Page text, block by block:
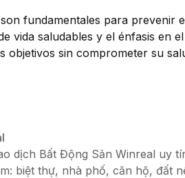
fundamentales para prevenir
vida saludables y el énfasis en
objetivos sin comprometer su
dịch Bất Động Sản Winreal uy
biệt thự, nhà phố, căn hộ, đất